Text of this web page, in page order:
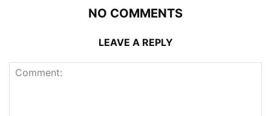
NO COMMENTS
LEAVE A REPLY